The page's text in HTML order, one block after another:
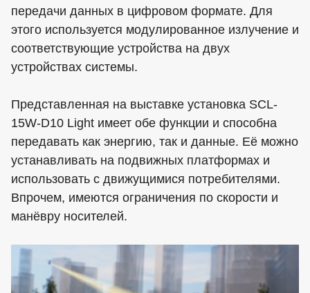
передачи данных в цифровом формате. Для
этого используется модулированное излучение и
соответствующие устройства на двух
устройствах системы.
Представленная на выставке установка SCL-
15W-D10 Light имеет обе функции и способна
передавать как энергию, так и данные. Её можно
устанавливать на подвижных платформах и
использовать с движущимися потребителями.
Впрочем, имеются ограничения по скорости и
манёвру носителей.